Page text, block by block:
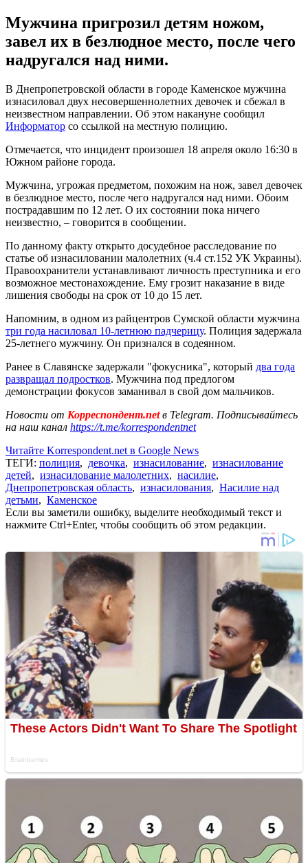
Мужчина пригрозил детям ножом,
завел их в безлюдное место, после чего
надругался над ними.
В Днепропетровской области в городе Каменское мужчина
изнасиловал двух несовершеннолетних девочек и сбежал в
неизвестном направлении. Об этом накануне сообщил
Информатор со ссылкой на местную полицию.
Отмечается, что инцидент произошел 18 апреля около 16:30 в
Южном районе города.
Мужчина, угрожая предметом, похожим на нож, завел девочек
в безлюдное место, после чего надругался над ними. Обоим
пострадавшим по 12 лет. О их состоянии пока ничего
неизвестно, – говорится в сообщении.
По данному факту открыто досудебное расследование по
статье об изнасиловании малолетних (ч.4 ст.152 УК Украины).
Правоохранители устанавливают личность преступника и его
возможное местонахождение. Ему грозит наказание в виде
лишения свободы на срок от 10 до 15 лет.
Напомним, в одном из райцентров Сумской области мужчина
три года насиловал 10-летнюю падчерицу. Полиция задержала
25-летнего мужчину. Он признался в содеянном.
Ранее в Славянске задержали "фокусника", который два года
развращал подростков. Мужчина под предлогом
демонстрации фокусов заманивал в свой дом мальчиков.
Новости от Корреспондент.netв Telegram. Подписывайтесь
на наш канал https://t.me/korrespondentnet
Читайте Korrespondent.net в Google News
ТЕГИ: полиция, девочка, изнасилование, изнасилование
детей, изнасилование малолетних, насилие,
Днепропетровская область, изнасилования, Насилие над
детьми, Каменское
Если вы заметили ошибку, выделите необходимый текст и
нажмите Ctrl+Enter, чтобы сообщить об этом редакции.